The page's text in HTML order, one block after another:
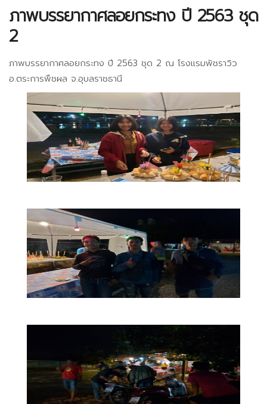
ภาพบรรยากาศลอยกระทง ปี 2563 ชุด
2
ภาพบรรยากาศลอยกระทง ปี 2563 ชุด 2 ณ โรงแรมพัชราวิว
อ.ตระการพืชผล จ.อุบลราชธานี